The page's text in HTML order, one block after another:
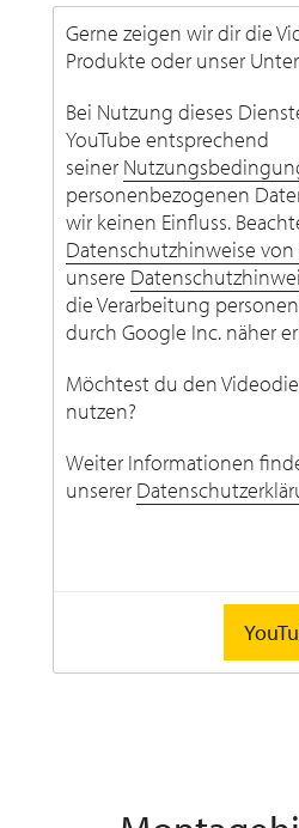
Gerne zeigen wir dir die
Produkte oder unser
Bei Nutzung dieses
YouTube entsprechend
seiner
personenbezogenen
wir keinen Einfluss.
Datenschutzhinweise von
unsere
die Verarbeitung
durch Google Inc. näher
Möchtest du den
nutzen?
Weiter Informationen
unserer